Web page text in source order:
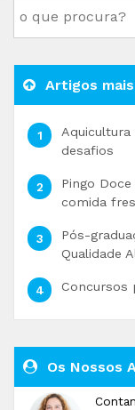
Artigos
desafios
Pingo
comida
Pós-
Qualidade
Concursos
Os Nossos